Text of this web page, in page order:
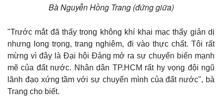
Bà Nguyễn Hồng Trang (đứng giữa)
"Trước mắt đã thấy trong không khí khai mạc thấy giản dị
nhưng long trọng, trang nghiêm, đi vào thực chất. Tôi rất
mừng vì đây là Đại hội Đảng mở ra sự chuyển biến mạnh
mẽ của đất nước. Nhân dân TP.HCM rất hy vọng đội ngũ
lãnh đạo xứng tầm với sự chuyển mình của đất nước", bà
Trang cho biết.